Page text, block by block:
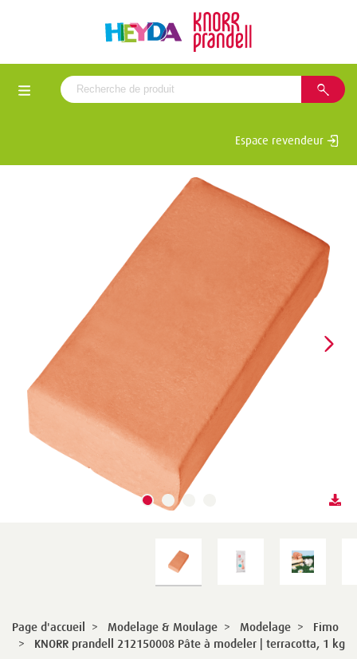
Espace revendeur
Page d'accueil > Modelage & Moulage > Modelage >
Fimo
>
KNORR prandell 212150008 Pâte à modeler | terracotta, 1 kg